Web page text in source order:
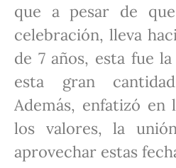
que a pesar de
celebración, lleva
de 7 años, esta fue
esta gran
Además, enfatizó en
los valores, la
aprovechar estas